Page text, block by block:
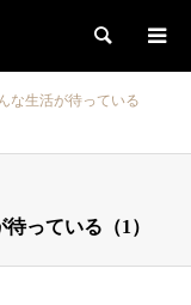
検索
な生活が待っている
っている（1）